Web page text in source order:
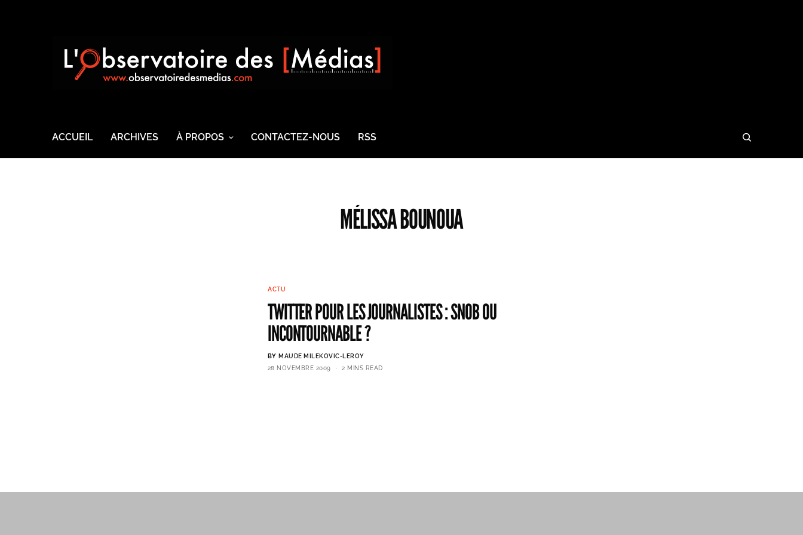
ACCUEIL ARCHIVES À PROPOS CONTACTEZ-NOUS RSS
MÉLISSA BOUNOUA
ACTU
TWITTER POUR LES JOURNALISTES : SNOB OU
INCONTOURNABLE ?
BY MAUDE MILEKOVIC-LEROY
28 NOVEMBRE 2009
2 MINS READ